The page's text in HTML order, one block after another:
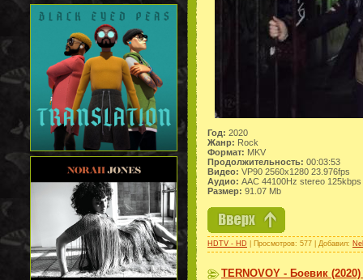
Год: 2020
Жанр: Rock
Формат: MKV
Продолжительность: 00:03:53
Видео: VP90 2560x1280 23.976fps
Аудио: AAC 44100Hz stereo 125kbps
Размер: 91.07 Mb
HDTV - HD | Просмотров: 577 | Добавил:
TERNOVOY - Боевик (2020)